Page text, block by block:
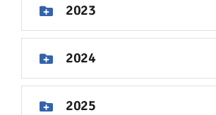
2023
2024
2025